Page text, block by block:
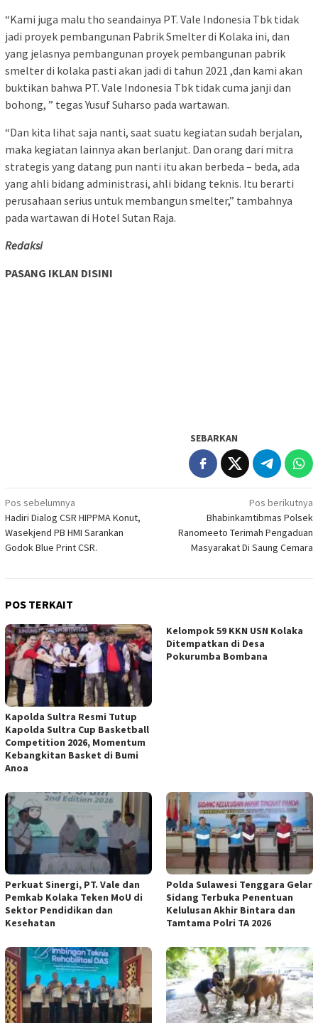
“Kami juga malu tho seandainya PT. Vale Indonesia Tbk tidak
jadi proyek pembangunan Pabrik Smelter di Kolaka ini, dan
yang jelasnya pembangunan proyek pembangunan pabrik
smelter di kolaka pasti akan jadi di tahun 2021 ,dan kami akan
buktikan bahwa PT. Vale Indonesia Tbk tidak cuma janji dan
bohong, ” tegas Yusuf Suharso pada wartawan.
“Dan kita lihat saja nanti, saat suatu kegiatan sudah berjalan,
maka kegiatan lainnya akan berlanjut. Dan orang dari mitra
strategis yang datang pun nanti itu akan berbeda – beda, ada
yang ahli bidang administrasi, ahli bidang teknis. Itu berarti
perusahaan serius untuk membangun smelter,” tambahnya
pada wartawan di Hotel Sutan Raja.
Redaksi
PASANG IKLAN DISINI
SEBARKAN
Navigasi
pos
Pos sebelumnya
Hadiri Dialog CSR HIPPMA Konut,
Wasekjend PB HMI Sarankan
Godok Blue Print CSR.
Pos berikutnya
Bhabinkamtibmas Polsek
Ranomeeto Terimah Pengaduan
Masyarakat Di Saung Cemara
POS TERKAIT
Kapolda Sultra Resmi Tutup
Kapolda Sultra Cup Basketball
Competition 2026, Momentum
Kebangkitan Basket di Bumi
Anoa
Kelompok 59 KKN USN Kolaka
Ditempatkan di Desa
Pokurumba Bombana
Perkuat Sinergi, PT. Vale dan
Pemkab Kolaka Teken MoU di
Sektor Pendidikan dan
Kesehatan
Polda Sulawesi Tenggara Gelar
Sidang Terbuka Penentuan
Kelulusan Akhir Bintara dan
Tamtama Polri TA 2026